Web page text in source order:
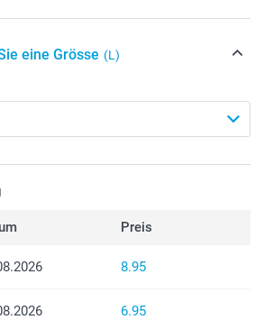
eine Grösse (L)
Preis
8.95
6.95